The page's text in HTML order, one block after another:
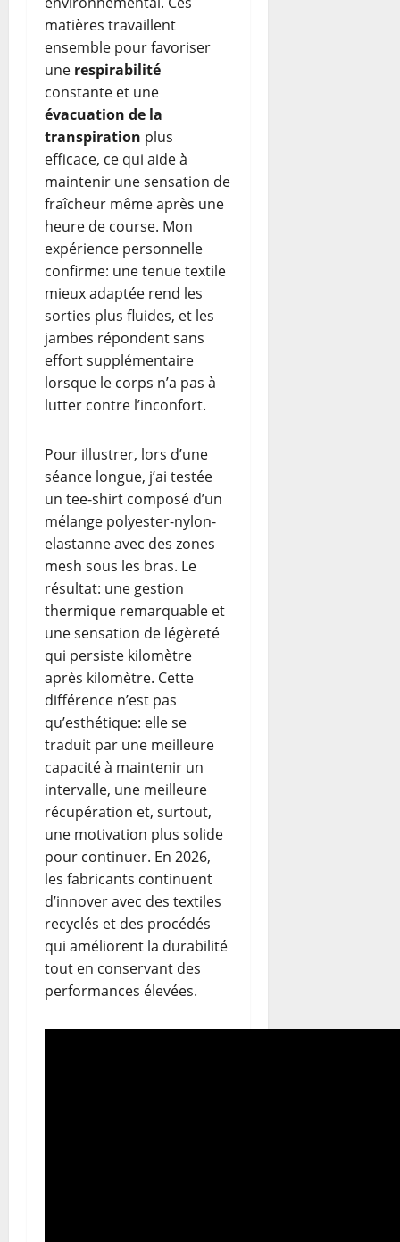
matières travaillent
ensemble pour favoriser
une respirabilité
constante et une
évacuation de la
transpiration plus
efficace, ce qui aide à
maintenir une sensation de
fraîcheur même après une
heure de course. Mon
expérience personnelle
confirme: une tenue textile
mieux adaptée rend les
sorties plus fluides, et les
jambes répondent sans
effort supplémentaire
lorsque le corps n’a pas à
lutter contre l’inconfort.
Pour illustrer, lors d’une
séance longue, j’ai testée
un tee-shirt composé d’un
mélange polyester-nylon-
elastanne avec des zones
mesh sous les bras. Le
résultat: une gestion
thermique remarquable et
une sensation de légèreté
qui persiste kilomètre
après kilomètre. Cette
différence n’est pas
qu’esthétique: elle se
traduit par une meilleure
capacité à maintenir un
intervalle, une meilleure
récupération et, surtout,
une motivation plus solide
pour continuer. En 2026,
les fabricants continuent
d’innover avec des textiles
recyclés et des procédés
qui améliorent la durabilité
tout en conservant des
performances élevées.